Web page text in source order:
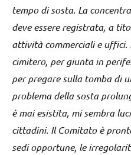
tempo di sosta. La
deve essere registrata, a
attività commerciali e
cimitero, per giunta in
per pregare sulla tomba di
problema della sosta
è mai esistita, mi sembra
cittadini. Il Comitato è
sedi opportune, le